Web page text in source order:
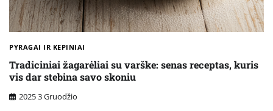
PYRAGAI IR KEPINIAI
Tradiciniai žagarėliai su varške: senas receptas, kuris
vis dar stebina savo skoniu
2025 3 Gruodžio